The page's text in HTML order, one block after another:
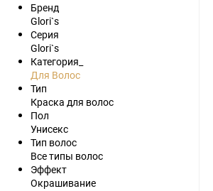
Бренд
Glori`s
Серия
Glori`s
Категория_
Для Волос
Тип
Краска для волос
Пол
Унисекс
Тип волос
Все типы волос
Эффект
Окрашивание